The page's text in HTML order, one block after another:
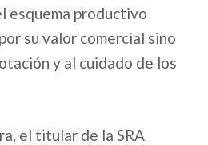
esquema productivo
su valor comercial sino
y al cuidado de los
el titular de la SRA